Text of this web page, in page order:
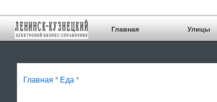
Главная Улицы
Главная * Еда *